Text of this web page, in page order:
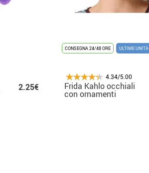
2.25€
CONSEGNA 24/48 ORE ULTIME UNITÀ
4.34/5.00
Frida Kahlo occhiali
con ornamenti